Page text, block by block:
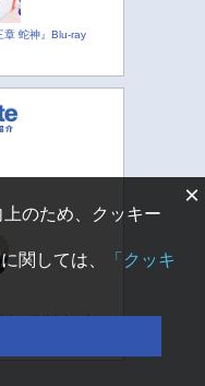
章 蛇神』Blu-ray
わコロりんセット
典付】
×
のため、クッキー
関しては、
「クッキ